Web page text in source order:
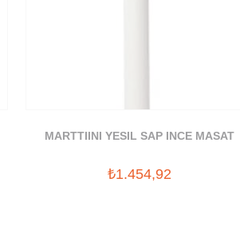
MARTTIINI YESIL SAP INCE MASAT
₺1.454,92